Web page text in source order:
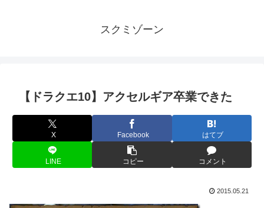
スクミゾーン
【ドラクエ10】アクセルギア卒業できた
X Facebook はてブ
LINE コピー コメント
2015.05.21